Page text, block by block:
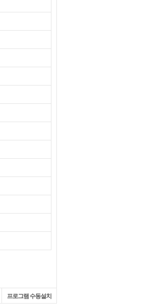
프로그램 수동설치